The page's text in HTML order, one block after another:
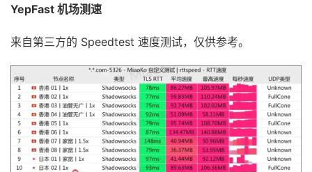
YepFast 机场测速
来自第三方的 Speedtest 速度测试，仅供参考。